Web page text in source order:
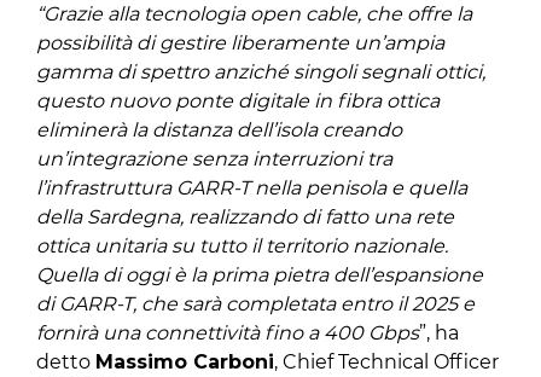
“Grazie alla tecnologia open cable, che offre la
possibilità di gestire liberamente un’ampia
gamma di spettro anziché singoli segnali ottici,
questo nuovo ponte digitale in fibra ottica
eliminerà la distanza dell’isola creando
un’integrazione senza interruzioni tra
l’infrastruttura GARR-T nella penisola e quella
della Sardegna, realizzando di fatto una rete
ottica unitaria su tutto il territorio nazionale.
Quella di oggi è la prima pietra dell’espansione
di GARR-T, che sarà completata entro il 2025 e
fornirà una connettività fino a 400 Gbps”, ha
detto Massimo Carboni, Chief Technical Officer